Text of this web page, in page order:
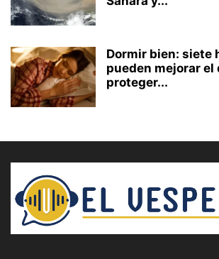
Dormir bien: siete
pueden mejorar el
proteger...